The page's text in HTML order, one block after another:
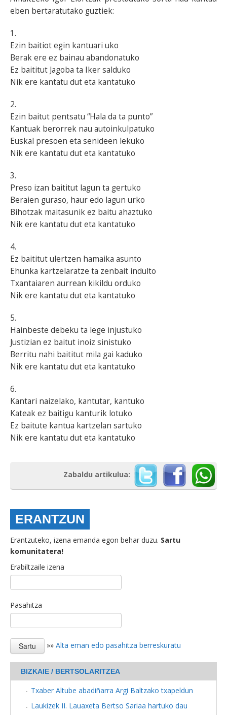
eben bertaratutako guztiek:
1.
Ezin baitiot egin kantuari uko
Berak ere ez bainau abandonatuko
Ez baititut Jagoba ta Iker salduko
Nik ere kantatu dut eta kantatuko
2.
Ezin baitut pentsatu “Hala da ta punto”
Kantuak berorrek nau autoinkulpatuko
Euskal presoen eta senideen lekuko
Nik ere kantatu dut eta kantatuko
3.
Preso izan baititut lagun ta gertuko
Beraien guraso, haur edo lagun urko
Bihotzak maitasunik ez baitu ahaztuko
Nik ere kantatu dut eta kantatuko
4.
Ez baititut ulertzen hamaika asunto
Ehunka kartzelaratze ta zenbait indulto
Txantaiaren aurrean kikildu orduko
Nik ere kantatu dut eta kantatuko
5.
Hainbeste debeku ta lege injustuko
Justizian ez baitut inoiz sinistuko
Berritu nahi baititut mila gai kaduko
Nik ere kantatu dut eta kantatuko
6.
Kantari naizelako, kantutar, kantuko
Kateak ez baitigu kanturik lotuko
Ez baitute kantua kartzelan sartuko
Nik ere kantatu dut eta kantatuko
Zabaldu artikulua:
ERANTZUN
Erantzuteko, izena emanda egon behar duzu. Sartu
komunitatera!
Erabiltzaile izena
Pasahitza
»» Alta eman edo pasahitza berreskuratu
BIZKAIE / BERTSOLARITZEA
Txaber Altube abadiñarra Argi Baltzako txapeldun
Laukizek II. Lauaxeta Bertso Sariaa hartuko dau